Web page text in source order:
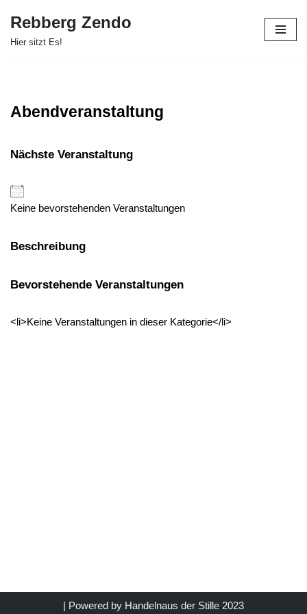
Zum
Rebberg Zendo
Hier sitzt Es!
Abendveranstaltung
Nächste Veranstaltung
Keine bevorstehenden Veranstaltungen
Beschreibung
Bevorstehende Veranstaltungen
<li>Keine Veranstaltungen in dieser Kategorie</li>
| Powered by Handelnaus der Stille 2023